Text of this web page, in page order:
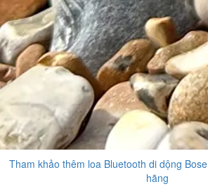
Tham khảo thêm loa Bluetooth di dộng
hãng